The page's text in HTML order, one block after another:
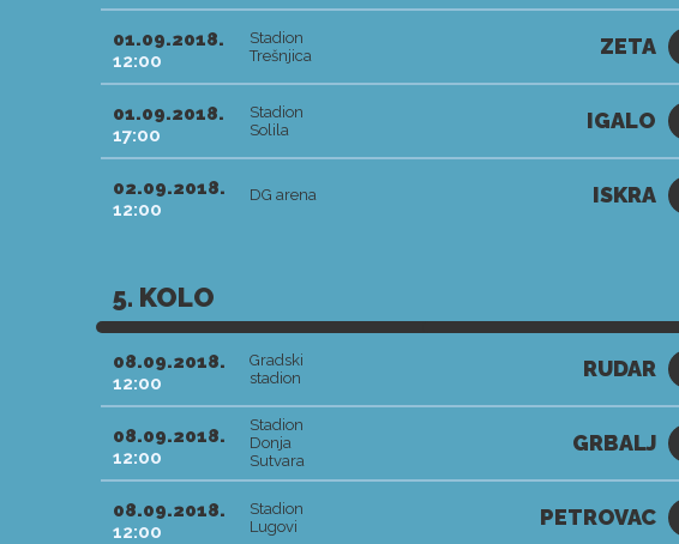
01.09.2018.
12:00
Stadion
Trešnjica
ZETA
01.09.2018.
17:00
Stadion
Solila
IGALO
02.09.2018.
12:00
DG arena ISKRA
5. KOLO
08.09.2018.
12:00
Gradski
stadion
RUDAR
08.09.2018.
12:00
Stadion
Donja
Sutvara
GRBALJ
08.09.2018.
12:00
Stadion
Lugovi
PETROVAC